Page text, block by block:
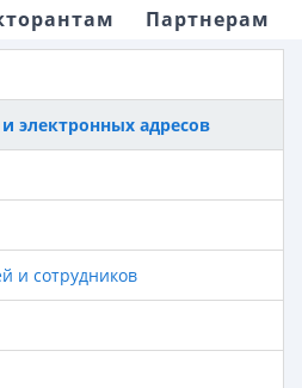
Партнерам
электронных адресов
и сотрудников